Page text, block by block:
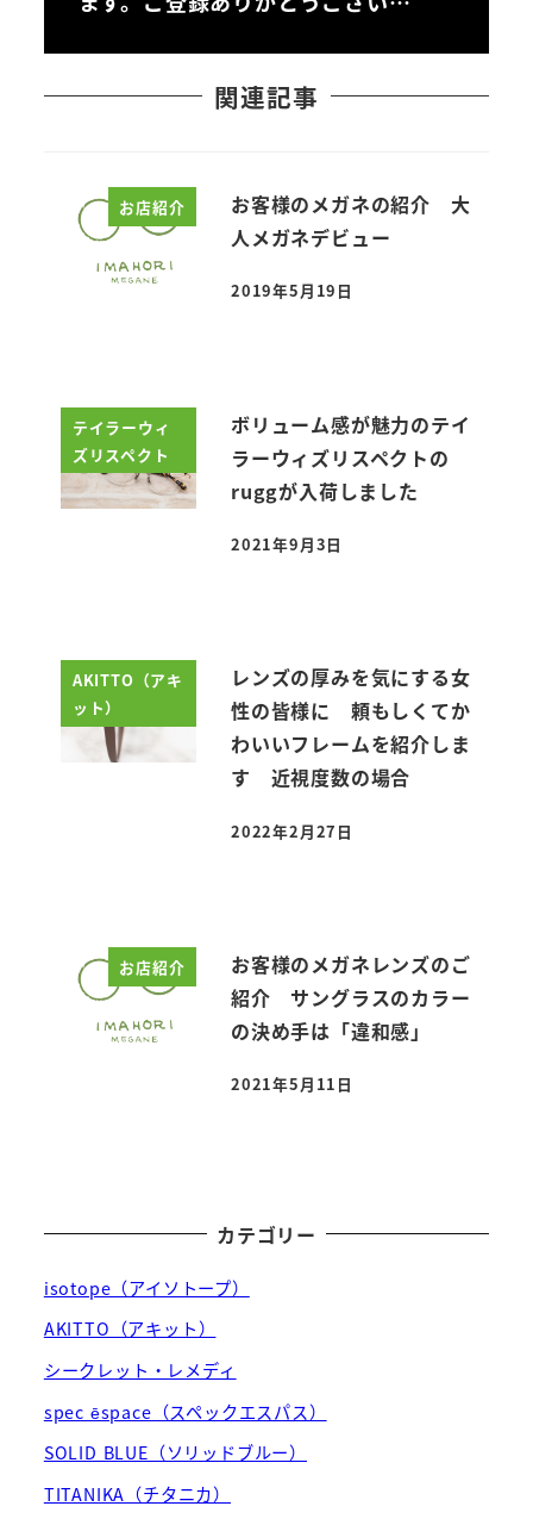
関連記事
お店紹介
お客様のメガネの紹介 大
人メガネデビュー
投稿日
2019年5月19日
テイラーウィ
ズリスペクト
ボリューム感が魅力のテイ
ラーウィズリスペクトの
ruggが入荷しました
投稿日
2021年9月3日
AKITTO（アキ
ット）
レンズの厚みを気にする女
性の皆様に 頼もしくてか
わいいフレームを紹介しま
す 近視度数の場合
投稿日
2022年2月27日
お店紹介
お客様のメガネレンズのご
紹介 サングラスのカラー
の決め手は「違和感」
投稿日
2021年5月11日
カテゴリー
isotope（アイソトープ）
AKITTO（アキット）
シークレット・レメディ
spec ēspace（スペックエスパス）
SOLID BLUE（ソリッドブルー）
TITANIKA（チタニカ）